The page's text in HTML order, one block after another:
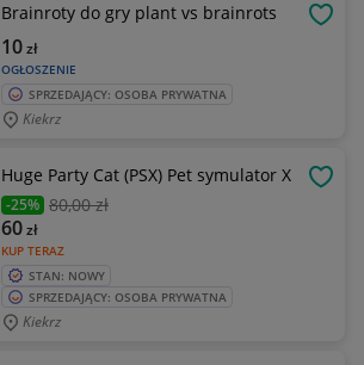
Brainroty do gry plant vs brainrots
OGŁOSZENIE
10zł
SPRZEDAJĄCY: OSOBA PRYWATNA
Kiekrz
Huge Party Cat (PSX) Pet symulator X
-25% 80,00 zł
KUP TERAZ
60zł
STAN: NOWY
SPRZEDAJĄCY: OSOBA PRYWATNA
Kiekrz